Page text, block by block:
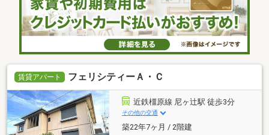
賃貸アパート フェリシティーＡ・Ｃ
近鉄橿原線 尼ヶ辻駅 徒歩3分
その他の交通
築22年7ヶ月 / 2階建